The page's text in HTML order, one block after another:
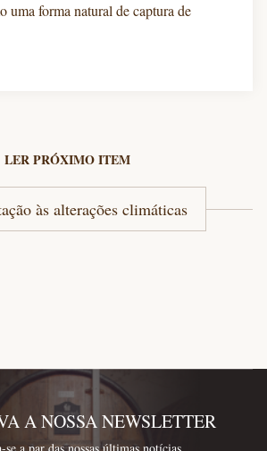
uma forma natural de captura de
LER PRÓXIMO ITEM
às alterações climáticas
A NOSSA NEWSLETTER